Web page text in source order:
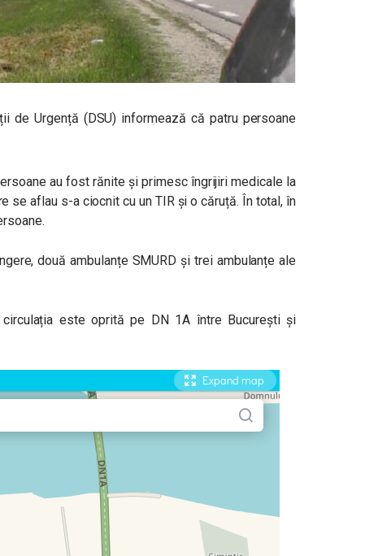
de Urgență (DSU) informează că patru persoane
au fost rănite și primesc îngrijiri medicale la
se aflau s-a ciocnit cu un TIR și o căruță. În total, în
două ambulanțe SMURD și trei ambulanțe ale
este oprită pe DN 1A între București și